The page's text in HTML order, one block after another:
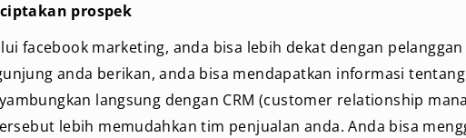
prospek
facebook marketing, anda bisa lebih dekat dengan
anda berikan, anda bisa mendapatkan informasi
langsung dengan CRM (customer relationship
lebih memudahkan tim penjualan anda. Anda bisa